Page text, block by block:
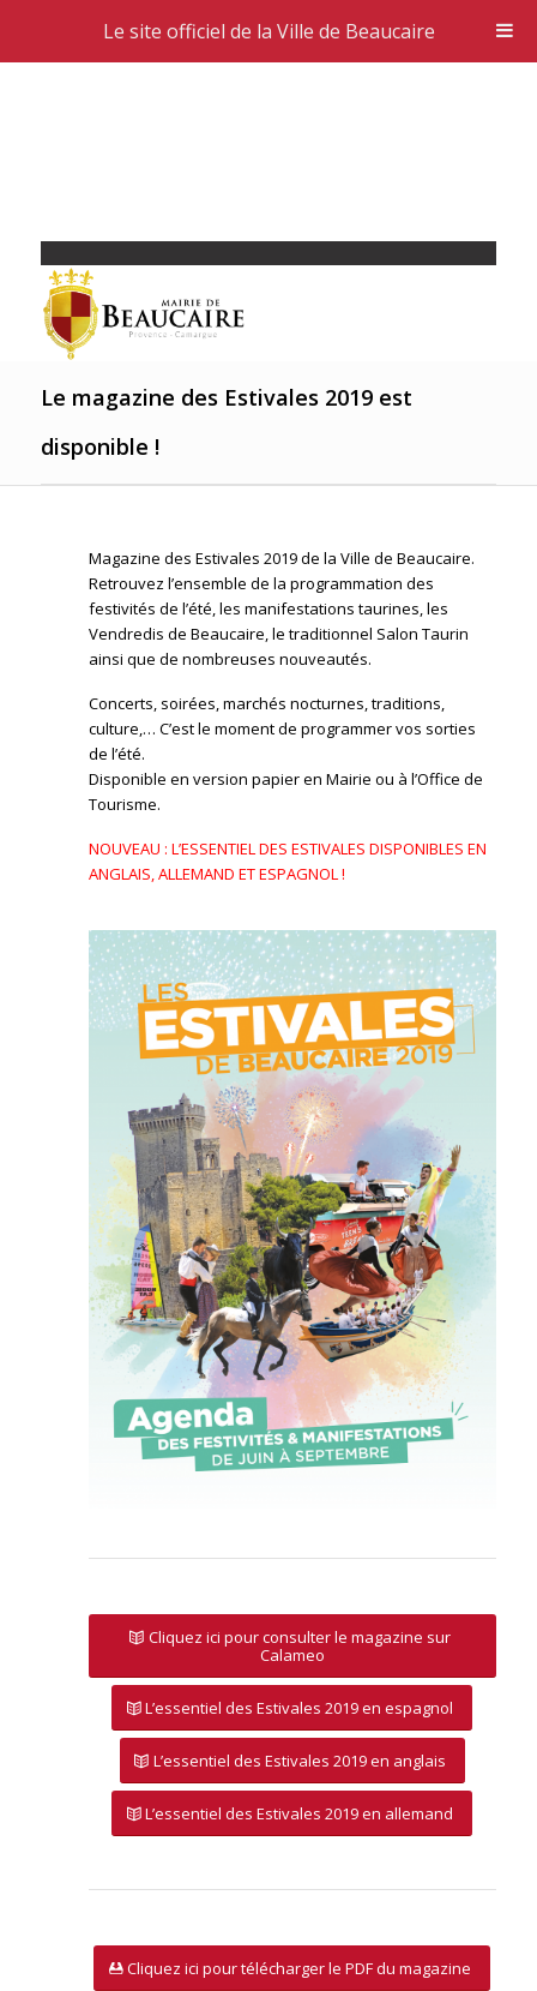
Le magazine des Estivales 2019 est
disponible !
Magazine des Estivales 2019 de la Ville de Beaucaire.
Retrouvez l’ensemble de la programmation des
festivités de l’été, les manifestations taurines, les
Vendredis de Beaucaire, le traditionnel Salon Taurin
ainsi que de nombreuses nouveautés.
Concerts, soirées, marchés nocturnes, traditions,
culture,… C’est le moment de programmer vos sorties
de l’été.
Disponible en version papier en Mairie ou à l’Office de
Tourisme.
NOUVEAU : L’ESSENTIEL DES ESTIVALES DISPONIBLES EN
ANGLAIS, ALLEMAND ET ESPAGNOL !
Cliquez ici pour consulter le magazine sur
Calameo
L’essentiel des Estivales 2019 en espagnol
L’essentiel des Estivales 2019 en anglais
L’essentiel des Estivales 2019 en allemand
Cliquez ici pour télécharger le PDF du magazine
Le site officiel de la Ville de Beaucaire